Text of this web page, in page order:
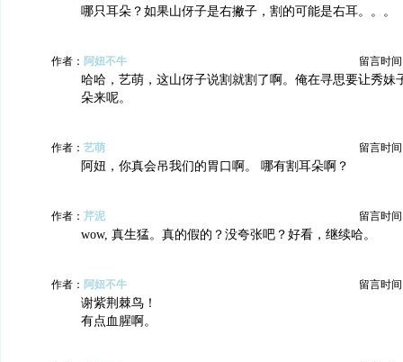
哪只耳朵？如果山伢子是右撇子，割的可能是右耳。。。
作者： 阿妞不牛 留言时间
哈哈，艺萌，这山伢子说割就割了啊。俺在寻思要让秀妹
朵来呢。
作者： 艺萌 留言时间
阿妞，你真会吊我们的胃口啊。 哪有割耳朵啊？
作者： 芹泥 留言时间
wow, 真生猛。真的假的？没夸张吧？好看，继续哈。
作者： 阿妞不牛 留言时间
谢紫荆棘鸟！
有点血腥啊。